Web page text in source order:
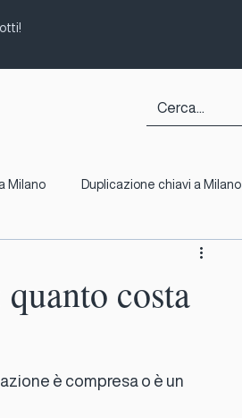
Milano Duplicazione chiavi a Milano
per asil
costa
è compresa o è un